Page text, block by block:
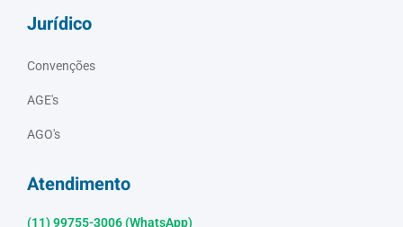
Jurídico
Convenções
AGE's
AGO's
Atendimento
(11) 99755-3006 (WhatsApp)